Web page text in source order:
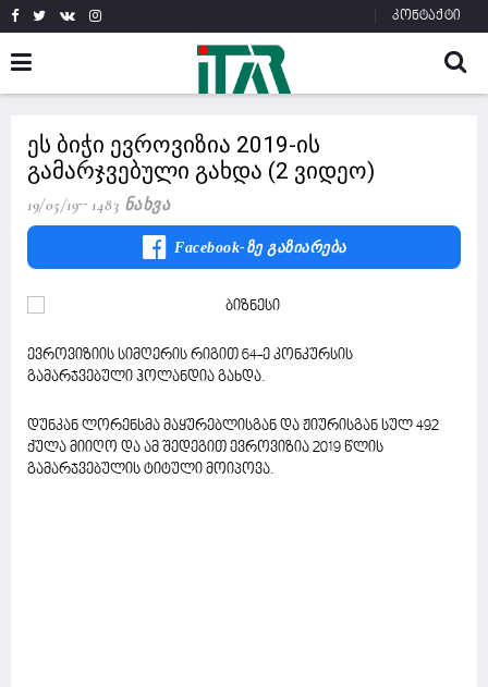
კონტაქტი
ეს ბიჭი ევროვიზია 2019-ის
გამარჯვებული გახდა (2 ვიდეო)
19/05/19 1483 Ნახვა
Facebook-Ზე Გაზიარება
ევროვიზიის სიმღერის რიგით 64-ე კონკურსის
გამარჯვებული ჰოლანდია გახდა.
დუნკან ლორენსმა მაყურებლისგან და ჟიურისგან სულ 492
ქულა მიიღო და ამ შედეგით ევროვიზია 2019 წლის
გამარჯვებულის ტიტული მოიპოვა.